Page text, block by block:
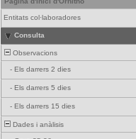
Entitats col·laboradores
Consulta
Observacions
- Els darrers 2 dies
- Els darrers 5 dies
- Els darrers 15 dies
Dades i anàlisis